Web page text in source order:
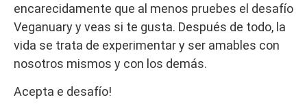
encarecidamente que al menos pruebes el desafío
Veganuary y veas si te gusta. Después de todo, la
vida se trata de experimentar y ser amables con
nosotros mismos y con los demás.
Acepta e desafío!